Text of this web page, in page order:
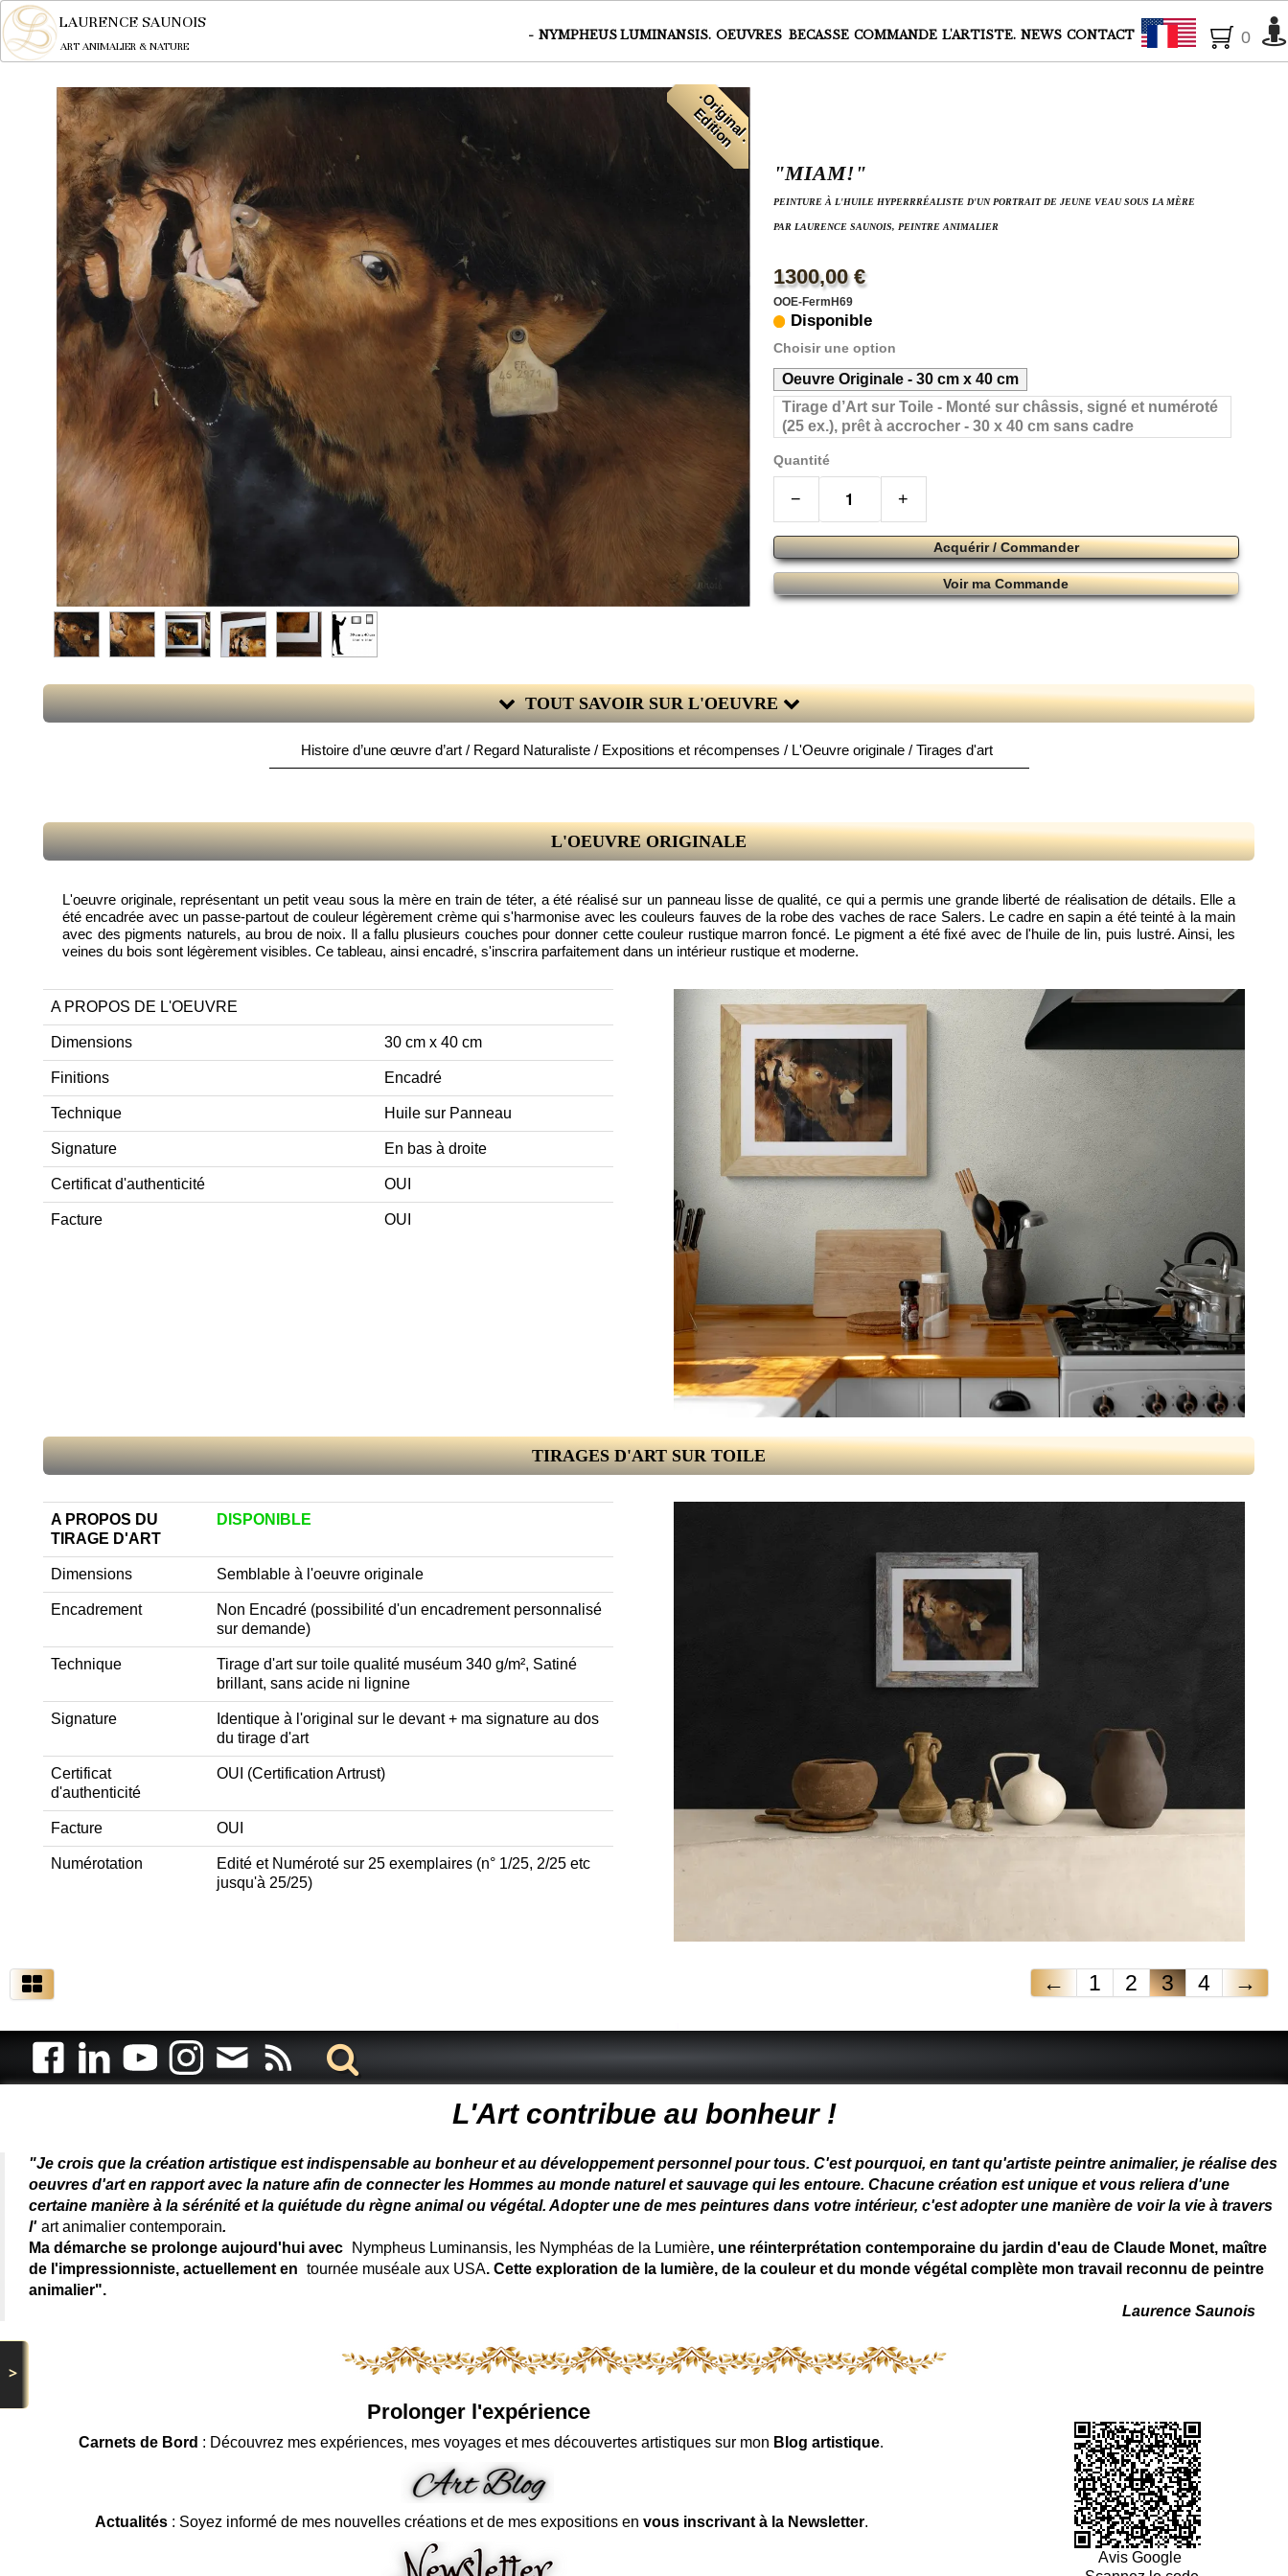
LAURENCE SAUNOIS
ART ANIMALIER & NATURE
- NYMPHEUS LUMINANSIS. OEUVRES BECASSE COMMANDE L'ARTISTE. NEWS CONTACT Français
0
>
.
O
r
i
g
i
n
a
l
.
E
d
i
t
i
o
n
"MIAM!"
PEINTURE À L'HUILE HYPERRRÉALISTE D'UN PORTRAIT DE JEUNE VEAU SOUS LA MÈRE
PAR LAURENCE SAUNOIS, PEINTRE ANIMALIER
1300,00 €
OOE-FermH69
Disponible
Choisir une option
Oeuvre Originale - 30 cm x 40 cm
Tirage d’Art sur Toile - Monté sur châssis, signé et numéroté
(25 ex.), prêt à accrocher - 30 x 40 cm sans cadre
Quantité
− +
Acquérir / Commander
Voir ma Commande
TOUT SAVOIR SUR L'OEUVRE
Histoire d’une œuvre d’art / Regard Naturaliste / Expositions et récompenses / L'Oeuvre originale / Tirages d'art
L'OEUVRE ORIGINALE
L'oeuvre originale, représentant un petit veau sous la mère en train de téter, a été réalisé sur un panneau lisse de qualité, ce qui a permis une grande liberté de réalisation de détails. Elle a
été encadrée avec un passe-partout de couleur légèrement crème qui s'harmonise avec les couleurs fauves de la robe des vaches de race Salers. Le cadre en sapin a été teinté à la main
avec des pigments naturels, au brou de noix. Il a fallu plusieurs couches pour donner cette couleur rustique marron foncé. Le pigment a été fixé avec de l'huile de lin, puis lustré. Ainsi, les
veines du bois sont légèrement visibles. Ce tableau, ainsi encadré, s'inscrira parfaitement dans un intérieur rustique et moderne.
A PROPOS DE L'OEUVRE
Dimensions 30 cm x 40 cm
Finitions Encadré
Technique Huile sur Panneau
Signature En bas à droite
Certificat d'authenticité OUI
Facture OUI
TIRAGES D'ART SUR TOILE
A PROPOS DU
TIRAGE D'ART
DISPONIBLE
Dimensions Semblable à l'oeuvre originale
Encadrement
Non Encadré (possibilité d'un encadrement personnalisé
sur demande)
Technique
Tirage d'art sur toile qualité muséum 340 g/m², Satiné
brillant, sans acide ni lignine
Signature
Identique à l'original sur le devant + ma signature au dos
du tirage d'art
Certificat
d'authenticité
OUI (Certification Artrust)
Facture OUI
Numérotation
Edité et Numéroté sur 25 exemplaires (n° 1/25, 2/25 etc
jusqu'à 25/25)
← 1 2 3 4 →
L'Art contribue au bonheur !
"Je crois que la création artistique est indispensable au bonheur et au développement personnel pour tous. C'est pourquoi, en tant qu'artiste peintre animalier, je réalise des
oeuvres d'art en rapport avec la nature afin de connecter les Hommes au monde naturel et sauvage qui les entoure. Chacune création est unique et vous reliera d'une
certaine manière à la sérénité et la quiétude du règne animal ou végétal. Adopter une de mes peintures dans votre intérieur, c'est adopter une manière de voir la vie à travers
l' art animalier contemporain.
Ma démarche se prolonge aujourd'hui avec
Nympheus Luminansis, les Nymphéas de la Lumière, une réinterprétation contemporaine du jardin d'eau de Claude Monet, maître
de l'impressionniste, actuellement en tournée muséale aux USA. Cette exploration de la lumière, de la couleur et du monde végétal complète mon travail reconnu de peintre
animalier".
Laurence Saunois
Prolonger l'expérience
Carnets de Bord : Découvrez mes expériences, mes voyages et mes découvertes artistiques sur mon Blog artistique.
Actualités: Soyez informé de mes nouvelles créations et de mes expositions en vous inscrivant à la Newsletter.
Avis Google